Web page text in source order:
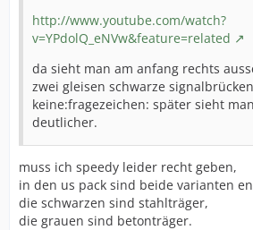
http://www.youtube.com/watch?
v=YPdolQ_eNVw&feature=related
da sieht man am anfang rechts
zwei gleisen schwarze
keine:fragezeichen: später sieht
deutlicher.
muss ich speedy leider recht geben,
in den us pack sind beide varianten
die schwarzen sind stahlträger,
die grauen sind betonträger.